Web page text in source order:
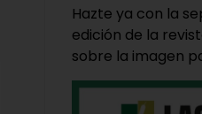
Hazte ya con la
edición de la
sobre la imagen